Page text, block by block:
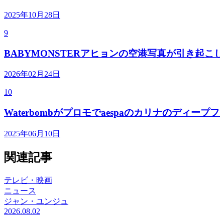
2025年10月28日
9
BABYMONSTERアヒョンの空港写真が引き起こ
2026年02月24日
10
Waterbombがプロモでaespaのカリナのディープ
2025年06月10日
関連記事
テレビ・映画
ニュース
ジャン・ユンジュ
2026.08.02